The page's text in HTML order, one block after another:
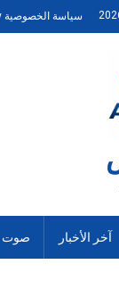
سياسة الخصوصية Privacy Policy
آخر الأخبار صوت